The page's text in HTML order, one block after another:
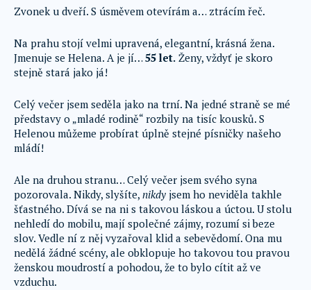
Zvonek u dveří. S úsměvem otevírám a… ztrácím řeč.
Na prahu stojí velmi upravená, elegantní, krásná žena.
Jmenuje se Helena. A je jí…55 let. Ženy, vždyť je skoro
stejně stará jako já!
Celý večer jsem seděla jako na trní. Na jedné straně se mé
představy o „mladé rodině“ rozbily na tisíc kousků. S
Helenou můžeme probírat úplně stejné písničky našeho
mládí!
Ale na druhou stranu… Celý večer jsem svého syna
pozorovala. Nikdy, slyšíte, nikdy jsem ho neviděla takhle
šťastného. Dívá se na ni s takovou láskou a úctou. U stolu
nehledí do mobilu, mají společné zájmy, rozumí si beze
slov. Vedle ní z něj vyzařoval klid a sebevědomí. Ona mu
nedělá žádné scény, ale obklopuje ho takovou tou pravou
ženskou moudrostí a pohodou, že to bylo cítit až ve
vzduchu.